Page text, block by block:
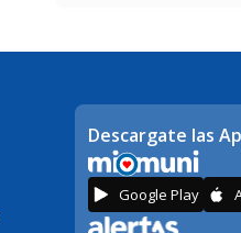
Descargate las
Google Play